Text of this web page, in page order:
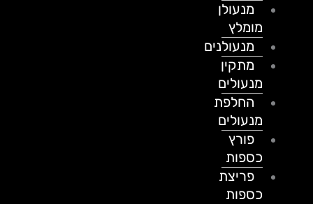
מנעולן
מומלץ
מנעולנים
מתקין
מנעולים
החלפת
מנעולים
פורץ
כספות
פריצת
כספות